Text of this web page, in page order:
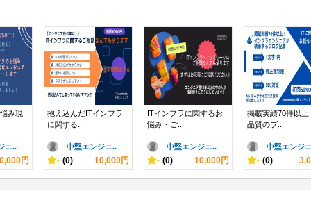
み現
ニ..
円
抱え込んだITインフラ
に関する...
中堅エンジニ..
- (0) 10,000円
ITインフラに関するお
悩み・ご...
中堅エンジニ..
- (0) 10,000円
掲載実績70件以上
品質のブ...
中堅エンジ
- (0)